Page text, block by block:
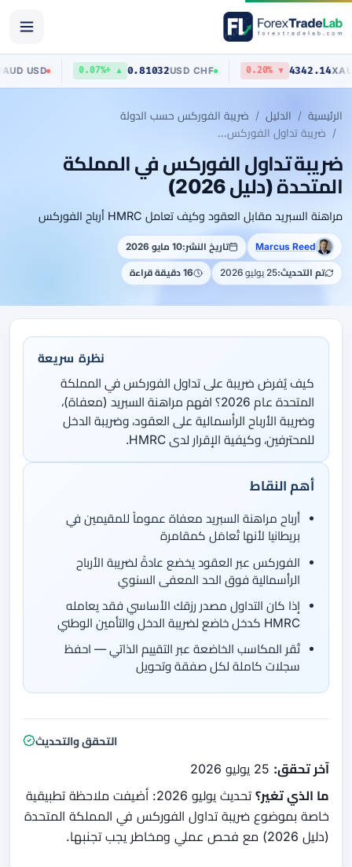
▼ 0.20%
/CHF
0.81032
▲ +0.07%
AUD/USD
0.70403
▼ 0.03%
الرئيسية الدليل
ضريبة الفوركس حسب الدولة
ضريبة تداول الفوركس في المملكة المتحدة (دليل 2026)
ضريبة تداول الفوركس في المملكة
المتحدة (دليل 2026)
مراهنة السبريد مقابل العقود وكيف تعامل HMRC أرباح الفوركس
Marcus Reed تاريخ النشر:10 مايو 2026
تم التحديث:25 يوليو 2026 16 دقيقة قراءة
نظرة سريعة
كيف يُفرض ضريبة على تداول الفوركس في المملكة
المتحدة عام 2026؟ افهم مراهنة السبريد (معفاة)،
وضريبة الأرباح الرأسمالية على العقود، وضريبة الدخل
للمحترفين، وكيفية الإقرار لدى HMRC.
أهم النقاط
أرباح مراهنة السبريد معفاة عموماً للمقيمين في
بريطانيا لأنها تُعامَل كمقامرة
الفوركس عبر العقود يخضع عادةً لضريبة الأرباح
الرأسمالية فوق الحد المعفى السنوي
إذا كان التداول مصدر رزقك الأساسي فقد يعامله
HMRC كدخل خاضع لضريبة الدخل والتأمين الوطني
تُقر المكاسب الخاضعة عبر التقييم الذاتي — احفظ
سجلات كاملة لكل صفقة وتحويل
التحقق والتحديث
آخر تحقق: 25 يوليو 2026
ما الذي تغير؟
تحديث يوليو 2026: أضيفت ملاحظة تطبيقية
خاصة بموضوع ضريبة تداول الفوركس في المملكة المتحدة
(دليل 2026) مع فحص عملي ومخاطر يجب تجنبها.